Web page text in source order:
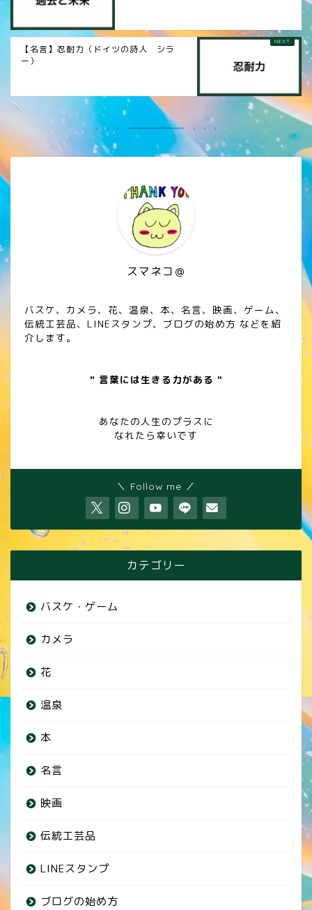
【名言】忍耐力（ドイツの詩人 シラ
ー）
スマネコ＠
バスケ、カメラ、花、温泉、本、名言、映画、ゲーム、
伝統工芸品、LINEスタンプ、ブログの始め方 などを紹
介します。
" 言葉には生きる力がある "
あなたの人生のプラスに
なれたら幸いです
＼ Follow me ／
カテゴリー
バスケ・ゲーム
カメラ
花
温泉
本
名言
映画
伝統工芸品
LINEスタンプ
ブログの始め方